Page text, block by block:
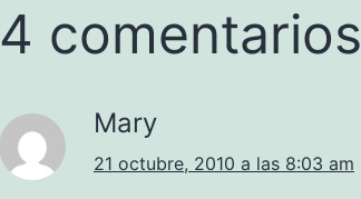
4 comentarios
Mary
21 octubre, 2010 a las 8:03 am